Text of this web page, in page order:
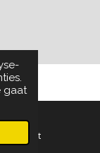
gaat
Kaart